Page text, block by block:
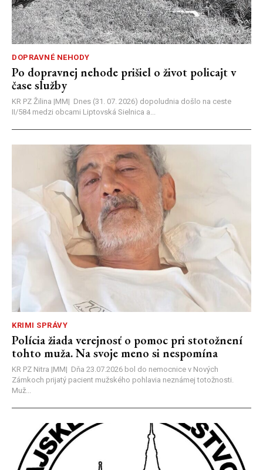
DOPRAVNÉ NEHODY
Po dopravnej nehode prišiel o život policajt v
čase služby
KR PZ Žilina |MM| Dnes (31. 07. 2026) dopoludnia došlo na ceste
II/584 medzi obcami Liptovská Sielnica a...
KRIMI SPRÁVY
Polícia žiada verejnosť o pomoc pri stotožnení
tohto muža. Na svoje meno si nespomína
KR PZ Nitra |MM| Dňa 23.07.2026 bol do nemocnice v Nových
Zámkoch prijatý pacient mužského pohlavia neznámej totožnosti.
Muž...